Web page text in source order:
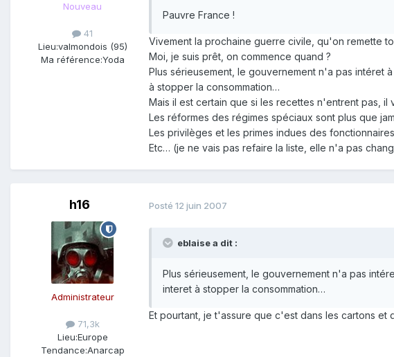
Nouveau
41
Lieu:valmondois (95)
Ma référence:Yoda
Pauvre France !
Vivement la prochaine guerre civile, qu'on remette
Moi, je suis prêt, on commence quand ?
Plus sérieusement, le gouvernement n'a pas intéret
à stopper la consommation…
Mais il est certain que si les recettes n'entrent pas,
Les réformes des régimes spéciaux sont plus que
Les privilèges et les primes indues des
Etc… (je ne vais pas refaire la liste, elle n'a pas
h16
Administrateur
71,3k
Lieu:Europe
Tendance:Anarcap
Posté 12 juin 2007
eblaise a dit :
Plus sérieusement, le gouvernement n'a pas
interet à stopper la consommation…
Et pourtant, je t'assure que c'est dans les cartons et